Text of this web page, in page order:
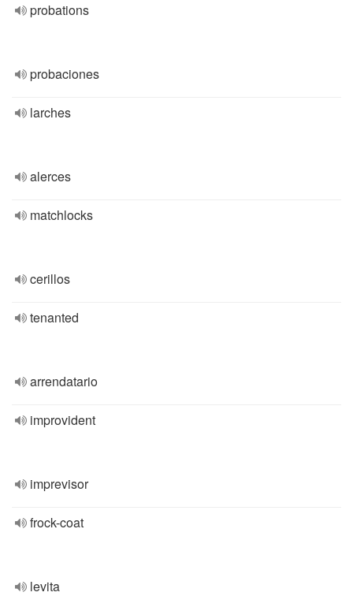
probations
probaciones
larches
alerces
matchlocks
cerillos
tenanted
arrendatario
improvident
imprevisor
frock-coat
levita